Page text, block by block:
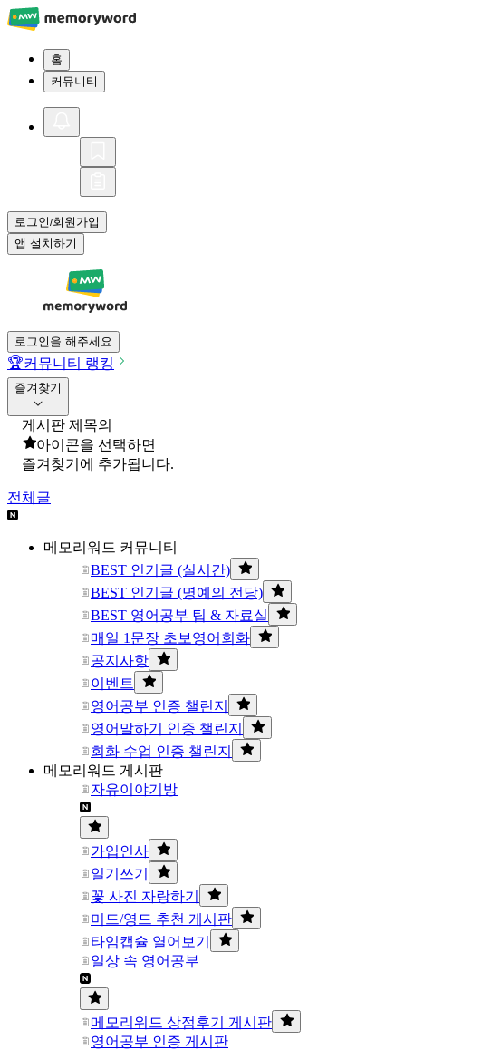
홈
커뮤니티
로그인/회원가입
앱 설치하기
로그인을 해주세요
🏆커뮤니티 랭킹
즐겨찾기
게시판 제목의
아이콘을 선택하면
즐겨찾기에 추가됩니다.
전체글
메모리워드 커뮤니티
BEST 인기글 (실시간)
BEST 인기글 (명예의 전당)
BEST 영어공부 팁 & 자료실
매일 1문장 초보영어회화
공지사항
이벤트
영어공부 인증 챌린지
영어말하기 인증 챌린지
회화 수업 인증 챌린지
메모리워드 게시판
자유이야기방
가입인사
일기쓰기
꽃 사진 자랑하기
미드/영드 추천 게시판
타임캡슐 열어보기
일상 속 영어공부
메모리워드 상점후기 게시판
영어공부 인증 게시판